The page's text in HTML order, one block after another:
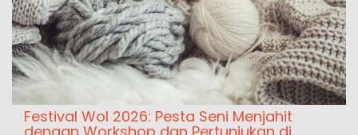
Festival Wol 2026: Pesta Seni Menjahit